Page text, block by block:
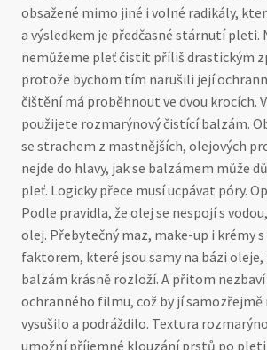
obsažené mimo jiné i volné radikály,
a výsledkem je předčasné stárnutí pleti.
nemůžeme pleť čistit příliš drastickým
protože bychom tím narušili její
čištění má proběhnout ve dvou krocích.
použijete rozmarýnový čistící balzám.
se strachem z mastnějších, olejových
nejde do hlavy, jak se balzámem může
pleť. Logicky přece musí ucpávat póry.
Podle pravidla, že olej se nespojí s
olej. Přebytečný maz, make-up i krémy
faktorem, které jsou samy na bázi
balzám krásně rozloží. A přitom
ochranného filmu, což by jí samozřejmě
vysušilo a podráždilo. Textura
umožní příjemné klouzání prstů po